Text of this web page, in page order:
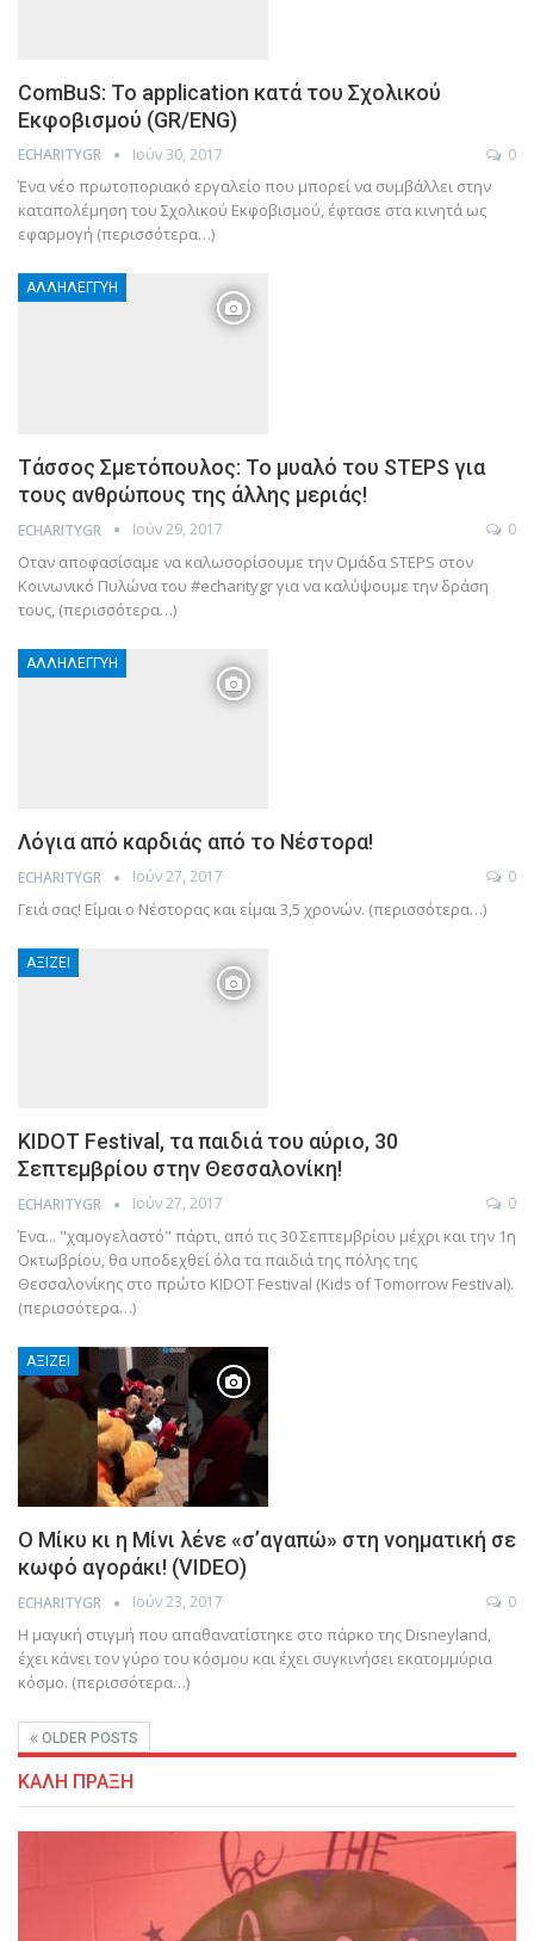
ComBuS: Το application κατά του Σχολικού
Εκφοβισμού (GR/ENG)
ECHARITYGR Ιούν 30, 2017 0
Ένα νέο πρωτοποριακό εργαλείο που μπορεί να συμβάλλει στην
καταπολέμηση του Σχολικού Εκφοβισμού, έφτασε στα κινητά ως
εφαρμογή (περισσότερα…)
ΑΛΛΗΛΕΓΓΎΗ
Τάσσος Σμετόπουλος: Το μυαλό του STEPS για
τους ανθρώπους της άλλης μεριάς!
ECHARITYGR Ιούν 29, 2017 0
Οταν αποφασίσαμε να καλωσορίσουμε την Ομάδα STEPS στον
Κοινωνικό Πυλώνα του #echaritygr για να καλύψουμε την δράση
τους, (περισσότερα…)
ΑΛΛΗΛΕΓΓΎΗ
Λόγια από καρδιάς από το Νέστορα!
ECHARITYGR Ιούν 27, 2017 0
Γειά σας! Είμαι ο Νέστορας και είμαι 3,5 χρονών. (περισσότερα…)
ΑΞΊΖΕΙ
KIDOT Festival, τα παιδιά του αύριο, 30
Σεπτεμβρίου στην Θεσσαλονίκη!
ECHARITYGR Ιούν 27, 2017 0
Ένα... "χαμογελαστό" πάρτι, από τις 30 Σεπτεμβρίου μέχρι και την 1η
Οκτωβρίου, θα υποδεχθεί όλα τα παιδιά της πόλης της
Θεσσαλονίκης στο πρώτο KIDOT Festival (Kids of Tomorrow Festival).
(περισσότερα…)
ΑΞΊΖΕΙ
Ο Μίκυ κι η Μίνι λένε «σ’αγαπώ» στη νοηματική σε
κωφό αγοράκι! (VIDEO)
ECHARITYGR Ιούν 23, 2017 0
Η μαγική στιγμή που απαθανατίστηκε στο πάρκο της Disneyland,
έχει κάνει τον γύρο του κόσμου και έχει συγκινήσει εκατομμύρια
κόσμο. (περισσότερα…)
OLDER POSTS
ΚΑΛΗ ΠΡΑΞΗ